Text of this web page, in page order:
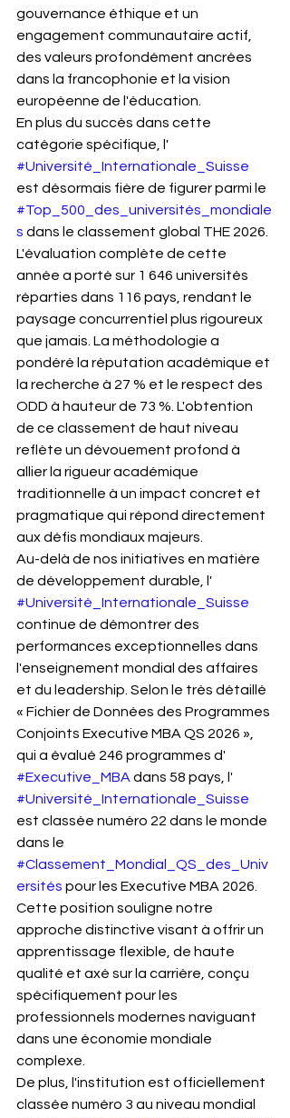
gouvernance éthique et un
engagement communautaire actif,
des valeurs profondément ancrées
dans la francophonie et la vision
européenne de l'éducation.
En plus du succès dans cette
catégorie spécifique, l'
#Université_Internationale_Suisse
est désormais fière de figurer parmi le
#Top_500_des_universités_mondiale
s dans le classement global THE 2026.
L'évaluation complète de cette
année a porté sur 1 646 universités
réparties dans 116 pays, rendant le
paysage concurrentiel plus rigoureux
que jamais. La méthodologie a
pondéré la réputation académique et
la recherche à 27 % et le respect des
ODD à hauteur de 73 %. L'obtention
de ce classement de haut niveau
reflète un dévouement profond à
allier la rigueur académique
traditionnelle à un impact concret et
pragmatique qui répond directement
aux défis mondiaux majeurs.
Au-delà de nos initiatives en matière
de développement durable, l'
#Université_Internationale_Suisse
continue de démontrer des
performances exceptionnelles dans
l'enseignement mondial des affaires
et du leadership. Selon le très détaillé
« Fichier de Données des Programmes
Conjoints Executive MBA QS 2026 »,
qui a évalué 246 programmes d'
#Executive_MBA dans 58 pays, l'
#Université_Internationale_Suisse
est classée numéro 22 dans le monde
dans le
#Classement_Mondial_QS_des_Univ
ersités pour les Executive MBA 2026.
Cette position souligne notre
approche distinctive visant à offrir un
apprentissage flexible, de haute
qualité et axé sur la carrière, conçu
spécifiquement pour les
professionnels modernes naviguant
dans une économie mondiale
complexe.
De plus, l'institution est officiellement
classée numéro 3 au niveau mondial